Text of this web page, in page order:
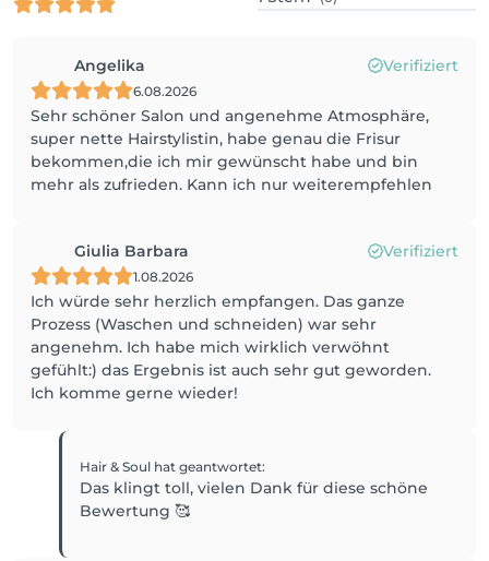
Angelika Verifiziert
6.08.2026
Sehr schöner Salon und angenehme Atmosphäre,
super nette Hairstylistin, habe genau die Frisur
bekommen,die ich mir gewünscht habe und bin
mehr als zufrieden. Kann ich nur weiterempfehlen
Giulia Barbara Verifiziert
1.08.2026
Ich würde sehr herzlich empfangen. Das ganze
Prozess (Waschen und schneiden) war sehr
angenehm. Ich habe mich wirklich verwöhnt
gefühlt:) das Ergebnis ist auch sehr gut geworden.
Ich komme gerne wieder!
Hair & Soul hat geantwortet:
Das klingt toll, vielen Dank für diese schöne
Bewertung 🥰